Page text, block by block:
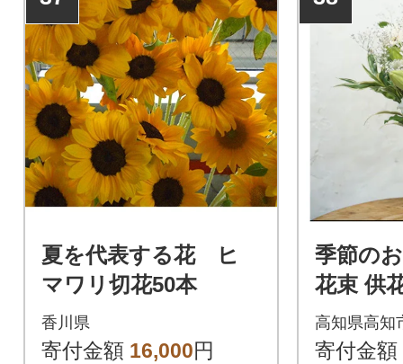
夏を代表する花 ヒ
マワリ切花50本
香川県
寄付金額 16,000円
季節の
花束 供
1】
高知県高知
寄付金額